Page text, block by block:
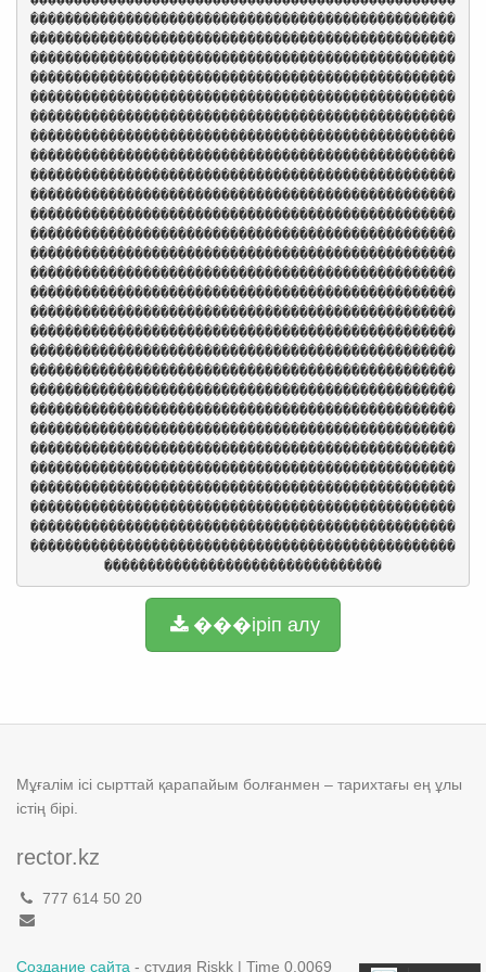
�������������������������������������������������
�������������������������������������������������
�������������������������������������������������
�������������������������������������������������
�������������������������������������������������
�������������������������������������������������
�������������������������������������������������
�������������������������������������������������
�������������������������������������������������
�������������������������������������������������
�������������������������������������������������
�������������������������������������������������
�������������������������������������������������
�������������������������������������������������
�������������������������������������������������
�������������������������������������������������
�������������������������������������������������
�������������������������������������������������
�������������������������������������������������
�������������������������������������������������
�������������������������������������������������
�������������������������������������������������
�������������������������������������������������
�������������������������������������������������
�������������������������������������������������
�������������������������������������������������
�������������������������������������������������
�������������������������������������������������
��������������������������������
���іріп алу
Мұғалім ісі сырттай қарапайым болғанмен – тарихтағы ең ұлы
істің бірі.
rector.kz
777 614 50 20
Создание сайта - студия Riskk | Time 0.0069